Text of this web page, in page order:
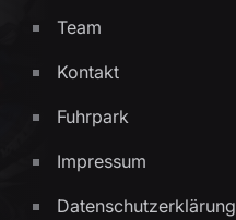
Team
Kontakt
Fuhrpark
Impressum
Datenschutzerklärung